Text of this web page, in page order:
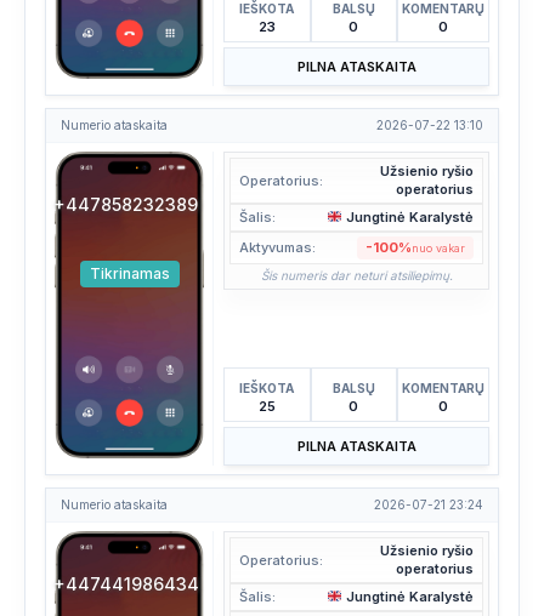
IEŠKOTA
23
BALSŲ
0
KOMENTARŲ
0
PILNA ATASKAITA
Numerio ataskaita 2026-07-22 13:10
+447858232389
Tikrinamas
Operatorius:
Užsienio ryšio
operatorius
Šalis:
Jungtinė Karalystė
Aktyvumas:
-100%nuo vakar
Šis numeris dar neturi atsiliepimų.
IEŠKOTA
25
BALSŲ
0
KOMENTARŲ
0
PILNA ATASKAITA
Numerio ataskaita 2026-07-21 23:24
+447441986434
Operatorius:
Užsienio ryšio
operatorius
Šalis:
Jungtinė Karalystė